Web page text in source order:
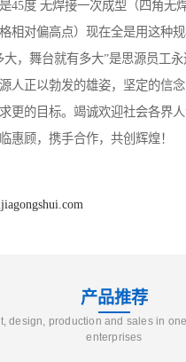
45度 无焊接一次成型（四角无
相对偏高点）现在全是用这种规
大，舞台就有多大”是思源员工
人正以勃发的雄姿，坚定的信
更的目标。竭诚欢迎社会各界
惠顾，携手合作，共创辉煌！
产品推荐
design, production and sales in
enterprises